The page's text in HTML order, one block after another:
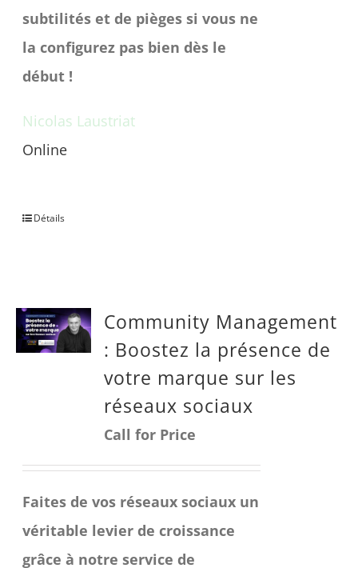
subtilités et de pièges si vous ne
la configurez pas bien dès le
début !
Nicolas Laustriat
Online
Détails
Community Management
: Boostez la présence de
votre marque sur les
réseaux sociaux
Call for Price
Faites de vos réseaux sociaux un
véritable levier de croissance
grâce à notre service de